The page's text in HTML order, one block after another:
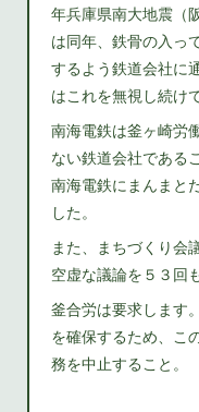
年兵庫県南大地震（
は同年、鉄骨の入っ
するよう鉄道会社に
はこれを無視し続け
南海電鉄は釜ヶ崎労
ない鉄道会社である
南海電鉄にまんまと
した。
また、まちづくり会
空虚な議論を５３回
釜合労は要求します
を確保するため、こ
務を中止すること。